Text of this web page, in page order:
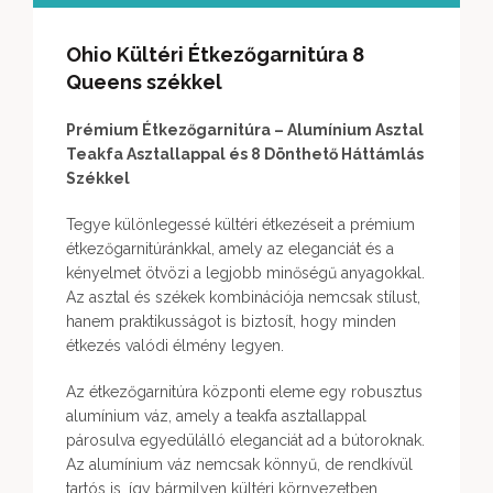
Ohio Kültéri Étkezőgarnitúra 8
Queens székkel
Prémium Étkezőgarnitúra – Alumínium Asztal
Teakfa Asztallappal és 8 Dönthető Háttámlás
Székkel
Tegye különlegessé kültéri étkezéseit a prémium
étkezőgarnitúránkkal, amely az eleganciát és a
kényelmet ötvözi a legjobb minőségű anyagokkal.
Az asztal és székek kombinációja nemcsak stílust,
hanem praktikusságot is biztosít, hogy minden
étkezés valódi élmény legyen.
Az étkezőgarnitúra központi eleme egy robusztus
alumínium váz, amely a teakfa asztallappal
párosulva egyedülálló eleganciát ad a bútoroknak.
Az alumínium váz nemcsak könnyű, de rendkívül
tartós is, így bármilyen kültéri környezetben